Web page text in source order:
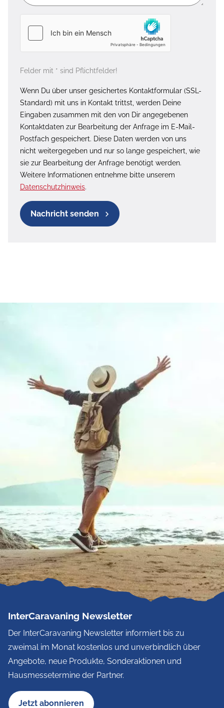
Felder mit * sind Pflichtfelder!
Wenn Du über unser gesichertes Kontaktformular (SSL-
Standard) mit uns in Kontakt trittst, werden Deine
Eingaben zusammen mit den von Dir angegebenen
Kontaktdaten zur Bearbeitung der Anfrage im E-Mail-
Postfach gespeichert. Diese Daten werden von uns
nicht weitergegeben und nur so lange gespeichert, wie
sie zur Bearbeitung der Anfrage benötigt werden.
Weitere Informationen entnehme bitte unserem
Datenschutzhinweis.
Nachricht senden
InterCaravaning Newsletter
Der InterCaravaning Newsletter informiert bis zu
zweimal im Monat kostenlos und unverbindlich über
Angebote, neue Produkte, Sonderaktionen und
Hausmessetermine der Partner.
Jetzt abonnieren